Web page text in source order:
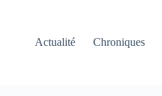
Actualité
Chroniques